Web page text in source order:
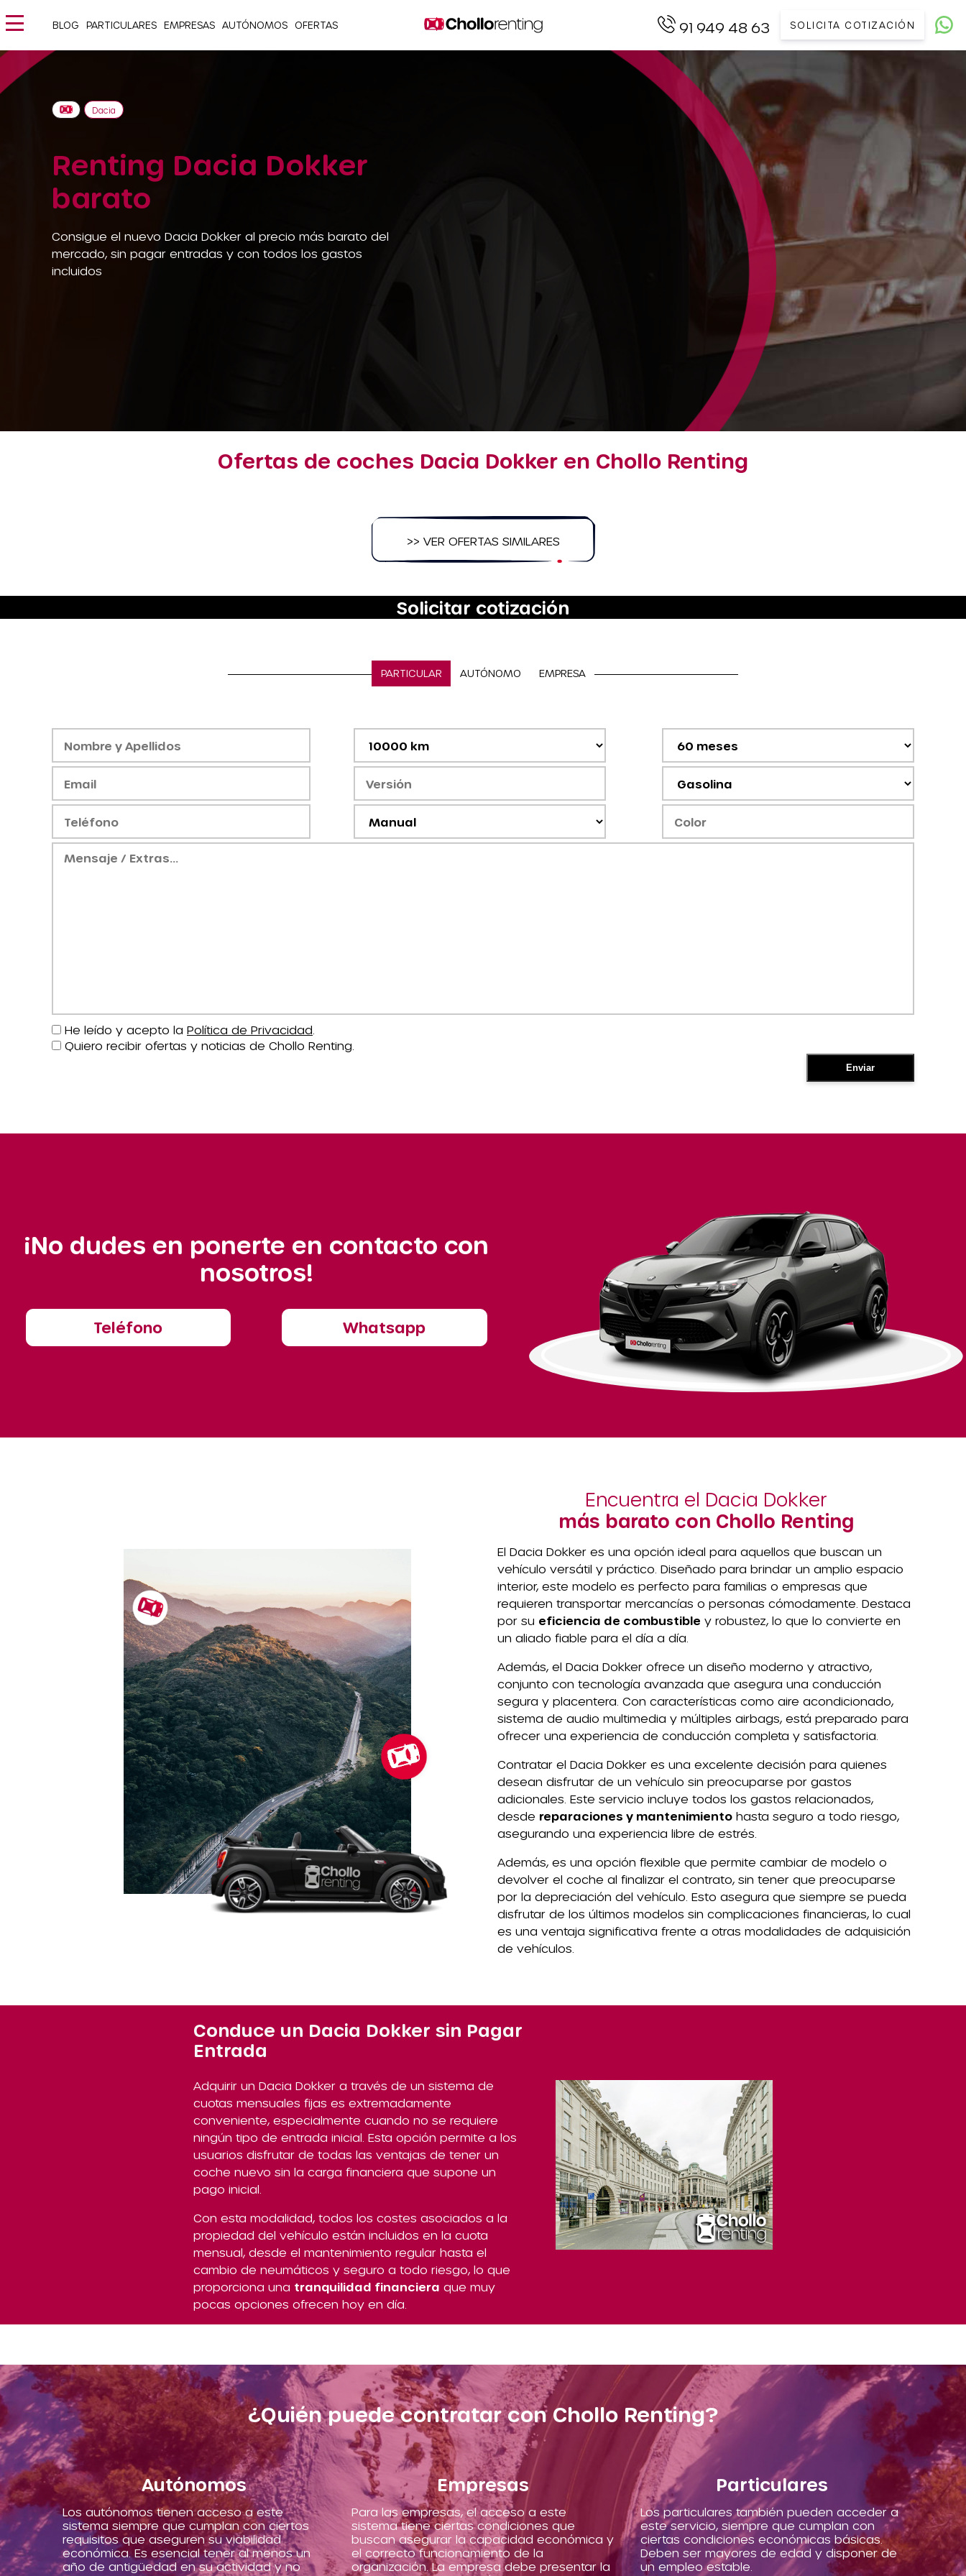
BLOG PARTICULARES EMPRESAS AUTÓNOMOS OFERTAS 91 949 48 63 SOLICITA COTIZACIÓN
Renting Dacia Dokker
barato
Consigue el nuevo Dacia Dokker al precio más barato del
mercado, sin pagar entradas y con todos los gastos
incluidos
Dacia
Ofertas de coches Dacia Dokker en Chollo Renting
>> VER OFERTAS SIMILARES
Solicitar cotización
PARTICULAR AUTÓNOMO EMPRESA
He leído y acepto la Política de Privacidad
Quiero recibir ofertas y noticias de Chollo Renting.
¡No dudes en ponerte en contacto con
nosotros!
Teléfono Whatsapp
Encuentra el Dacia Dokker
más barato con Chollo Renting
El Dacia Dokker es una opción ideal para aquellos que buscan un
vehículo versátil y práctico. Diseñado para brindar un amplio espacio
interior, este modelo es perfecto para familias o empresas que
requieren transportar mercancías o personas cómodamente. Destaca
por su eficiencia de combustible y robustez, lo que lo convierte en
un aliado fiable para el día a día.
Además, el Dacia Dokker ofrece un diseño moderno y atractivo,
conjunto con tecnología avanzada que asegura una conducción
segura y placentera. Con características como aire acondicionado,
sistema de audio multimedia y múltiples airbags, está preparado para
ofrecer una experiencia de conducción completa y satisfactoria.
Contratar el Dacia Dokker es una excelente decisión para quienes
desean disfrutar de un vehículo sin preocuparse por gastos
adicionales. Este servicio incluye todos los gastos relacionados,
desde reparaciones y mantenimiento hasta seguro a todo riesgo,
asegurando una experiencia libre de estrés.
Además, es una opción flexible que permite cambiar de modelo o
devolver el coche al finalizar el contrato, sin tener que preocuparse
por la depreciación del vehículo. Esto asegura que siempre se pueda
disfrutar de los últimos modelos sin complicaciones financieras, lo cual
es una ventaja significativa frente a otras modalidades de adquisición
de vehículos.
Conduce un Dacia Dokker sin Pagar
Entrada
Adquirir un Dacia Dokker a través de un sistema de
cuotas mensuales fijas es extremadamente
conveniente, especialmente cuando no se requiere
ningún tipo de entrada inicial. Esta opción permite a los
usuarios disfrutar de todas las ventajas de tener un
coche nuevo sin la carga financiera que supone un
pago inicial.
Con esta modalidad, todos los costes asociados a la
propiedad del vehículo están incluidos en la cuota
mensual, desde el mantenimiento regular hasta el
cambio de neumáticos y seguro a todo riesgo, lo que
proporciona una tranquilidad financiera que muy
pocas opciones ofrecen hoy en día.
¿Quién puede contratar con Chollo Renting?
Autónomos
Los autónomos tienen acceso a este
sistema siempre que cumplan con ciertos
requisitos que aseguren su viabilidad
económica. Es esencial tener al menos un
año de antigüedad en su actividad y no
Empresas
Para las empresas, el acceso a este
sistema tiene ciertas condiciones que
buscan asegurar la capacidad económica y
el correcto funcionamiento de la
organización. La empresa debe presentar la
Particulares
Los particulares también pueden acceder a
este servicio, siempre que cumplan con
ciertas condiciones económicas básicas.
Deben ser mayores de edad y disponer de
un empleo estable.